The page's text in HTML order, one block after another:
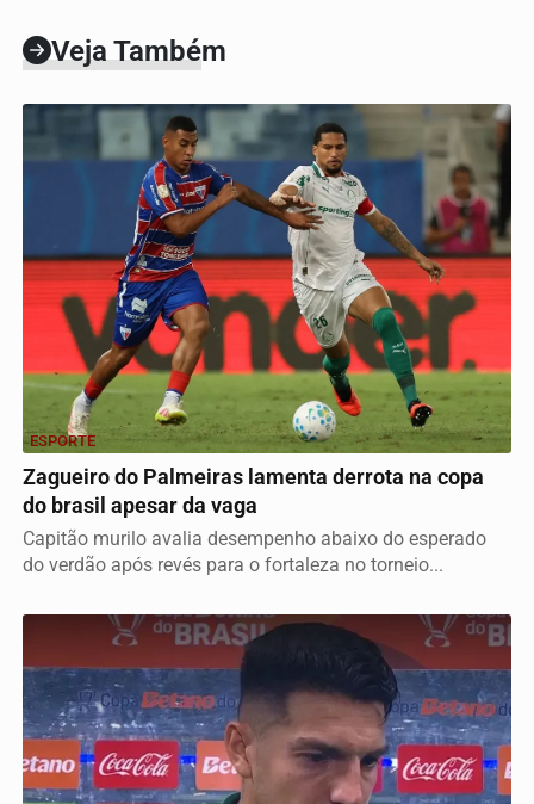
Veja Também
ESPORTE
Zagueiro do Palmeiras lamenta derrota na copa
do brasil apesar da vaga
Capitão murilo avalia desempenho abaixo do esperado
do verdão após revés para o fortaleza no torneio...